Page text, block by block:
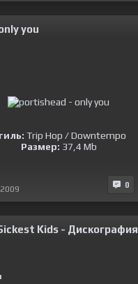
you
Trip Hop / Downtempo
Размер: 37,4 Mb
0
Kids - Дискография